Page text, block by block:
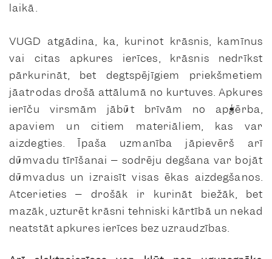
laikā.
VUGD atgādina, ka, kurinot krāsnis, kamīnus
vai citas apkures ierīces, krāsnis nedrīkst
pārkurināt, bet degtspējīgiem priekšmetiem
jāatrodas drošā attālumā no kurtuves. Apkures
ierīču virsmām jābūt brīvām no apģērba,
apaviem un citiem materiāliem, kas var
aizdegties. Īpaša uzmanība jāpievērš arī
dūmvadu tīrīšanai – sodrēju degšana var bojāt
dūmvadus un izraisīt visas ēkas aizdegšanos.
Atcerieties – drošāk ir kurināt biežāk, bet
mazāk, uzturēt krāsni tehniski kārtībā un nekad
neatstāt apkures ierīces bez uzraudzības.